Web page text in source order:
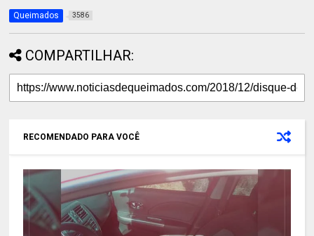
Queimados 3586
COMPARTILHAR:
RECOMENDADO PARA VOCÊ